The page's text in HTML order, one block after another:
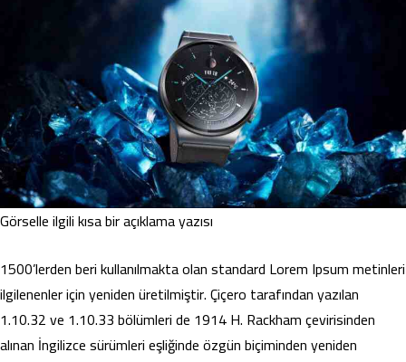
Görselle ilgili kısa bir açıklama yazısı
1500’lerden beri kullanılmakta olan standard Lorem Ipsum metinleri
ilgilenenler için yeniden üretilmiştir. Çiçero tarafından yazılan
1.10.32 ve 1.10.33 bölümleri de 1914 H. Rackham çevirisinden
alınan İngilizce sürümleri eşliğinde özgün biçiminden yeniden